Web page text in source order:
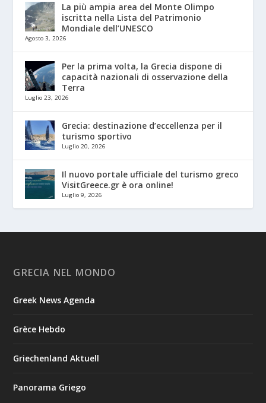
La più ampia area del Monte Olimpo
iscritta nella Lista del Patrimonio
Mondiale dell’UNESCO
Agosto 3, 2026
Per la prima volta, la Grecia dispone di
capacità nazionali di osservazione della
Terra
Luglio 23, 2026
Grecia: destinazione d’eccellenza per il
turismo sportivo
Luglio 20, 2026
Il nuovo portale ufficiale del turismo greco
VisitGreece.gr è ora online!
Luglio 9, 2026
GRECIA NEL MONDO
Greek News Agenda
Grèce Hebdo
Griechenland Aktuell
Panorama Griego